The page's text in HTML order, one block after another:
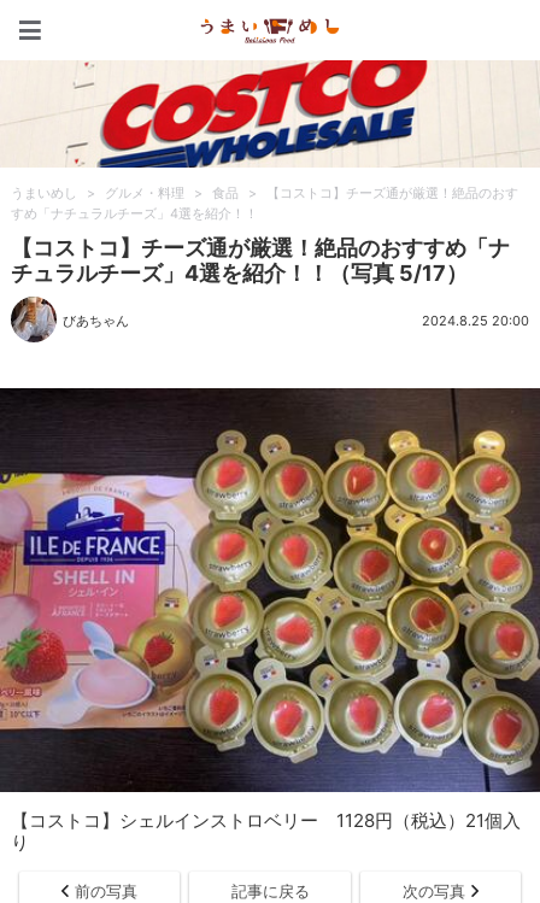
うまいめし > グルメ・料理 > 食品 >
【コストコ】チーズ通が厳選！絶品のおす
すめ「ナチュラルチーズ」4選を紹介！！
【コストコ】チーズ通が厳選！絶品のおすすめ「ナ
チュラルチーズ」4選を紹介！！（写真 5/17）
びあちゃん 2024.8.25 20:00
【コストコ】シェルインストロベリー 1128円（税込）21個入
り
前の写真 記事に戻る 次の写真